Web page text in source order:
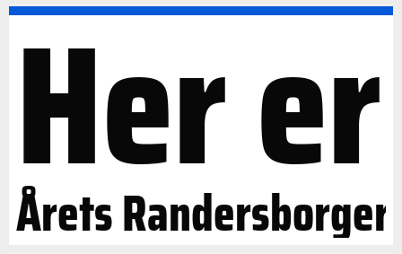
Her er
Årets Randersborger